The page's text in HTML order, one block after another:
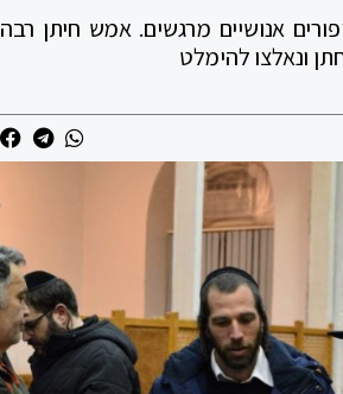
גם סיפורים אנושיים מרגשים. אמש
ונאלצו להימלט